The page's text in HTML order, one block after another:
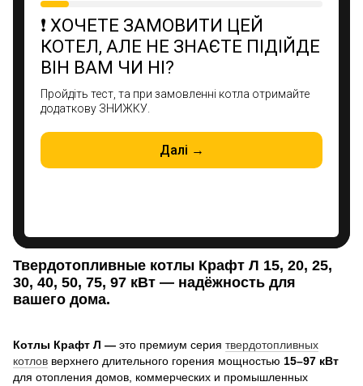
Твердотопливные котлы Крафт Л 15, 20, 25,
30, 40, 50, 75, 97 кВт — надёжность для
вашего дома.
Котлы Крафт Л — это премиум серия твердотопливных
котлов верхнего длительного горения мощностью 15–97 кВт
для отопления домов, коммерческих и промышленных